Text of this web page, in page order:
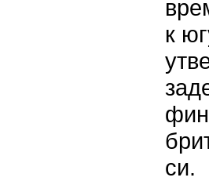
к
си.